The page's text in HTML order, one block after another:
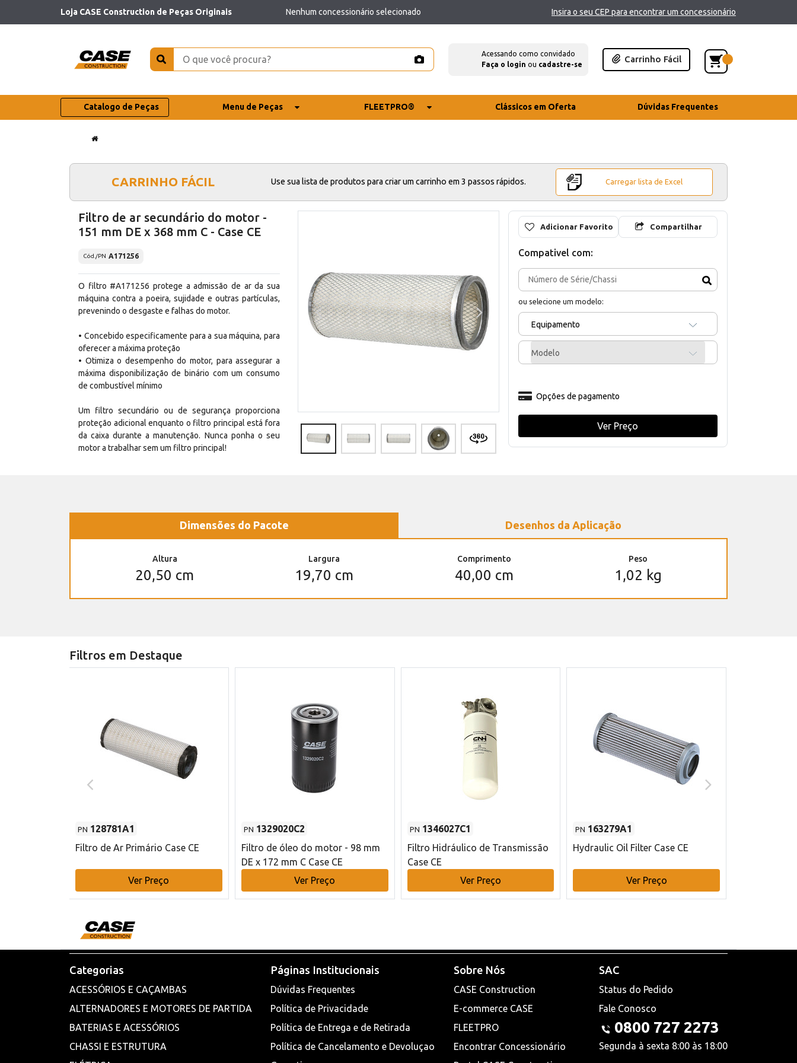
Loja CASE Construction de Peças Originais Nenhum concessionário selecionado Insira o seu CEP para encontrar um concessionário
Acessando como convidado
Faça o login ou cadastre-se
Carrinho Fácil
Catalogo de Peças Menu de Peças FLEETPRO® Clássicos em Oferta Dúvidas Frequentes
CARRINHO FÁCIL Use sua lista de produtos para criar um carrinho em 3 passos rápidos. Carregar lista de Excel
Filtro de ar secundário do motor -
151 mm DE x 368 mm C - Case CE
Cód./PN A171256
O filtro #A171256 protege a admissão de ar da sua
máquina contra a poeira, sujidade e outras partículas,
prevenindo o desgaste e falhas do motor.
• Concebido especificamente para a sua máquina, para
oferecer a máxima proteção
• Otimiza o desempenho do motor, para assegurar a
máxima disponibilização de binário com um consumo
de combustível mínimo
Um filtro secundário ou de segurança proporciona
proteção adicional enquanto o filtro principal está fora
da caixa durante a manutenção. Nunca ponha o seu
motor a trabalhar sem um filtro principal!
Adicionar Favorito Compartilhar
Compativel com:
ou selecione um modelo:
Equipamento
Modelo
Opções de pagamento
Ver Preço
Dimensões do Pacote Desenhos da Aplicação
Altura
20,50 cm
Largura
19,70 cm
Comprimento
40,00 cm
Peso
1,02 kg
Filtros em Destaque
PN 128781A1
Filtro de Ar Primário Case CE
Ver Preço
PN 1329020C2
Filtro de óleo do motor - 98 mm
DE x 172 mm C Case CE
Ver Preço
PN 1346027C1
Filtro Hidráulico de Transmissão
Case CE
Ver Preço
PN 163279A1
Hydraulic Oil Filter Case CE
Ver Preço
Categorias
ACESSÓRIOS E CAÇAMBAS
ALTERNADORES E MOTORES DE PARTIDA
BATERIAS E ACESSÓRIOS
CHASSI E ESTRUTURA
Páginas Institucionais
Dúvidas Frequentes
Política de Privacidade
Política de Entrega e de Retirada
Política de Cancelamento e Devoluçao
Sobre Nós
CASE Construction
E-commerce CASE
FLEETPRO
Encontrar Concessionário
SAC
Status do Pedido
Fale Conosco
0800 727 2273
Segunda à sexta 8:00 às 18:00